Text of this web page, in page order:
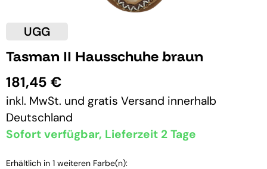
UGG
Tasman II Hausschuhe braun
181,45 €
inkl. MwSt. und gratis Versand innerhalb
Deutschland
Sofort verfügbar, Lieferzeit 2 Tage
Erhältlich in 1 weiteren Farbe(n):